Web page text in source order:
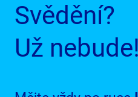
Svědění?
Už nebude!